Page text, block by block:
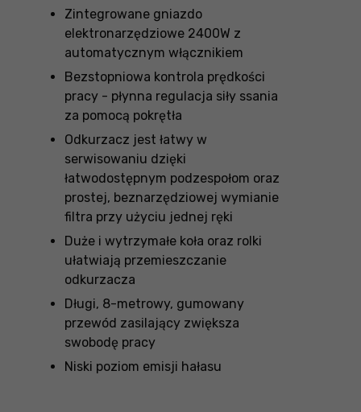
Zintegrowane gniazdo
elektronarzędziowe 2400W z
automatycznym włącznikiem
Bezstopniowa kontrola prędkości
pracy - płynna regulacja siły ssania
za pomocą pokrętła
Odkurzacz jest łatwy w
serwisowaniu dzięki
łatwodostępnym podzespołom oraz
prostej, beznarzędziowej wymianie
filtra przy użyciu jednej ręki
Duże i wytrzymałe koła oraz rolki
ułatwiają przemieszczanie
odkurzacza
Długi, 8-metrowy, gumowany
przewód zasilający zwiększa
swobodę pracy
Niski poziom emisji hałasu